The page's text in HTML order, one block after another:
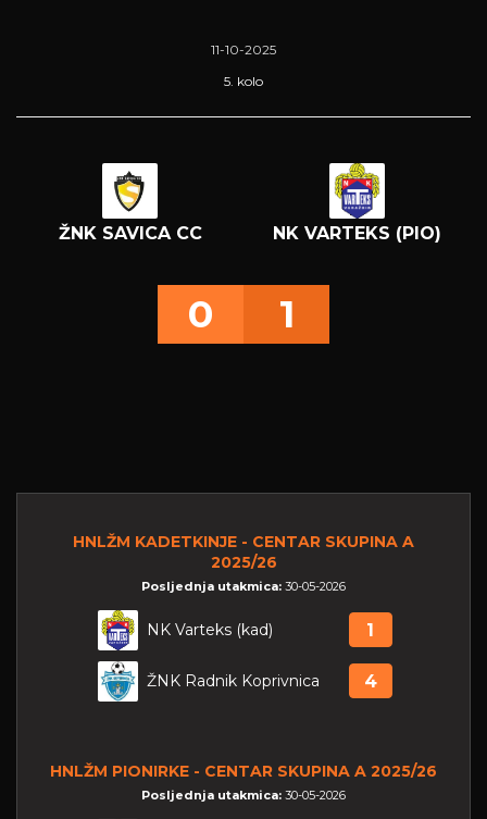
11-10-2025
5. kolo
ŽNK SAVICA CC NK VARTEKS (PIO)
0 1
HNLŽM KADETKINJE - CENTAR SKUPINA A
2025/26
Posljednja utakmica: 30-05-2026
NK Varteks (kad) 1
ŽNK Radnik Koprivnica 4
HNLŽM PIONIRKE - CENTAR SKUPINA A 2025/26
Posljednja utakmica: 30-05-2026